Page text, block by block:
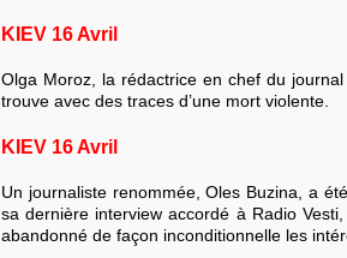
KIEV 16 Avril
Olga Moroz, la rédactrice en chef du
trouve avec des traces d’une mort violente.
KIEV 16 Avril
Un journaliste renommée, Oles Buzina, a
sa dernière interview accordé à Radio
abandonné de façon inconditionnelle les